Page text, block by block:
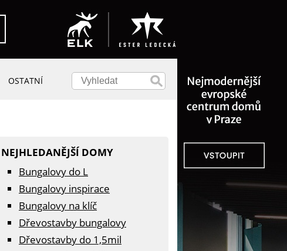
OSTATNÍ
NEJHLEDANĚJŠÍ DOMY
Bungalovy do L
Bungalovy inspirace
Bungalovy na klíč
Dřevostavby bungalovy
Dřevostavby do 1,5mil